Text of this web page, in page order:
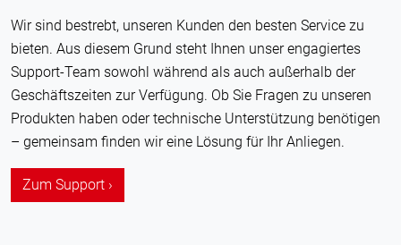
Wir sind bestrebt, unseren Kunden den besten Service zu
bieten. Aus diesem Grund steht Ihnen unser engagiertes
Support-Team sowohl während als auch außerhalb der
Geschäftszeiten zur Verfügung. Ob Sie Fragen zu unseren
Produkten haben oder technische Unterstützung benötigen
– gemeinsam finden wir eine Lösung für Ihr Anliegen.
Zum Support ›